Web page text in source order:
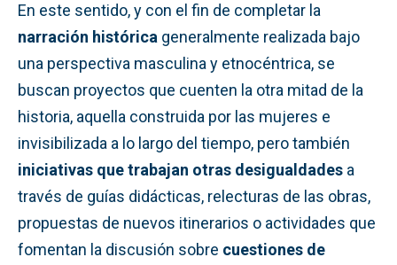
En este sentido, y con el fin de completar la
narración histórica generalmente realizada bajo
una perspectiva masculina y etnocéntrica, se
buscan proyectos que cuenten la otra mitad de la
historia, aquella construida por las mujeres e
invisibilizada a lo largo del tiempo, pero también
iniciativas que trabajan otras desigualdades a
través de guías didácticas, relecturas de las obras,
propuestas de nuevos itinerarios o actividades que
fomentan la discusión sobre cuestiones de